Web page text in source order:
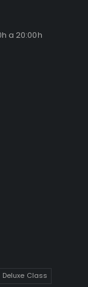
a 20:00h
Deluxe Class